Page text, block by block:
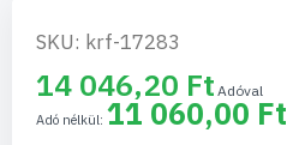
SKU: krf-17283
14 046,20 Ft
11 060,00 Ft